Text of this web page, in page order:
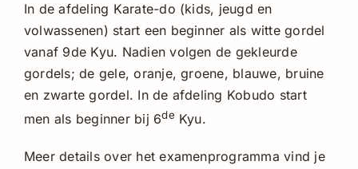
In de afdeling Karate-do (kids, jeugd en
volwassenen) start een beginner als witte gordel
vanaf 9de Kyu. Nadien volgen de gekleurde
gordels; de gele, oranje, groene, blauwe, bruine
en zwarte gordel. In de afdeling Kobudo start
men als beginner bij 6de Kyu.
Meer details over het examenprogramma vind je